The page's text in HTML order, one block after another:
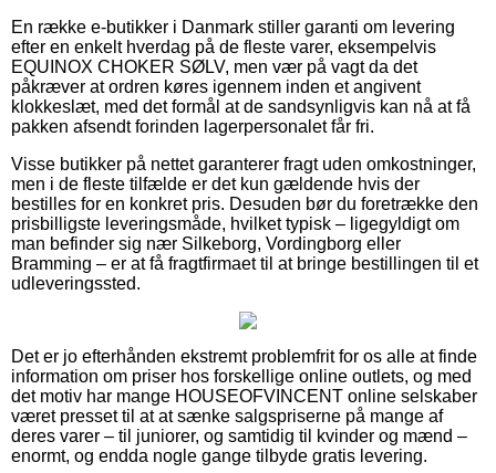
En række e-butikker i Danmark stiller garanti om levering
efter en enkelt hverdag på de fleste varer, eksempelvis
EQUINOX CHOKER SØLV, men vær på vagt da det
påkræver at ordren køres igennem inden et angivent
klokkeslæt, med det formål at de sandsynligvis kan nå at få
pakken afsendt forinden lagerpersonalet får fri.
Visse butikker på nettet garanterer fragt uden omkostninger,
men i de fleste tilfælde er det kun gældende hvis der
bestilles for en konkret pris. Desuden bør du foretrække den
prisbilligste leveringsmåde, hvilket typisk – ligegyldigt om
man befinder sig nær Silkeborg, Vordingborg eller
Bramming – er at få fragtfirmaet til at bringe bestillingen til et
udleveringssted.
Det er jo efterhånden ekstremt problemfrit for os alle at finde
information om priser hos forskellige online outlets, og med
det motiv har mange HOUSEOFVINCENT online selskaber
været presset til at at sænke salgspriserne på mange af
deres varer – til juniorer, og samtidig til kvinder og mænd –
enormt, og endda nogle gange tilbyde gratis levering.